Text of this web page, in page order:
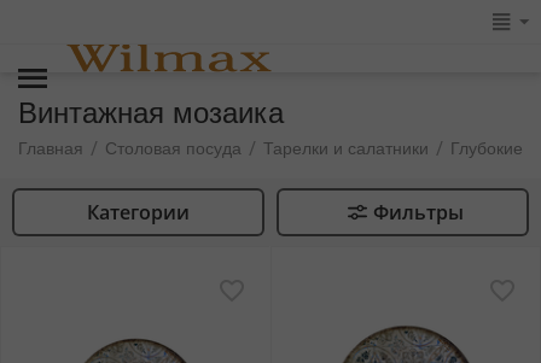
Винтажная мозаика
Главная / Столовая посуда / Тарелки и салатники / Глубокие
Категории Фильтры